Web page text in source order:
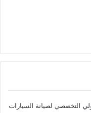
التخصصي لصيانة السيارات